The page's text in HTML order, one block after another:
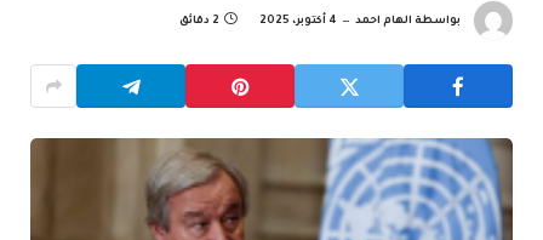
بواسطة الهام احمد 4 أكتوبر، 2025 2 دقائق